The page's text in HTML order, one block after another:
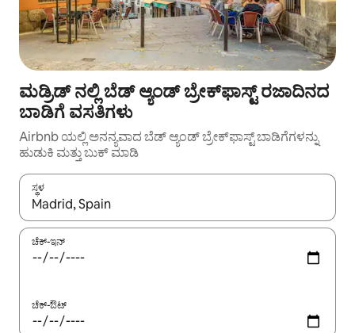
ಮಡ್ರಿಡ್ ನಲ್ಲಿ ಬೆಡ್ ಆ್ಯಂಡ್ ಬ್ರೇಕ್‌ಫಾಸ್ಟ್‌ ರಜಾದಿನದ
ಬಾಡಿಗೆ ವಸತಿಗಳು
Airbnb ಯಲ್ಲಿ ಅನನ್ಯವಾದ ಬೆಡ್ ಆ್ಯಂಡ್ ಬ್ರೇಕ್‌ಫಾಸ್ಟ್ ಬಾಡಿಗೆಗಳನ್ನು
ಹುಡುಕಿ ಮತ್ತು ಬುಕ್ ಮಾಡಿ
ಸ್ಥಳ
ಫಲಿತಾಂಶಗಳು ಲಭ್ಯವಿರುವಾಗ, ಅಪ್ ಮತ್ತು ಡೌನ್ ಬಾಣದ ಕೀಲಿಗಳೊಂದಿಗೆ
ಚೆಕ್-ಇನ್
ಚೆಕ್-ಔಟ್